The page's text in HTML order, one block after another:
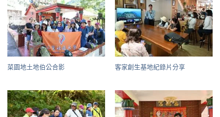
菜園地土地伯公合影 客家創生基地紀錄片分享